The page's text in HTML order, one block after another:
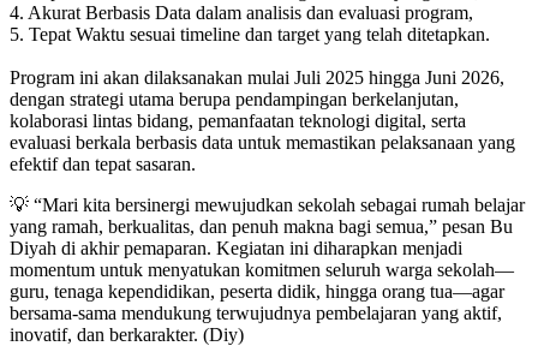
4. Akurat Berbasis Data dalam analisis dan evaluasi program,
5. Tepat Waktu sesuai timeline dan target yang telah ditetapkan.
Program ini akan dilaksanakan mulai Juli 2025 hingga Juni 2026,
dengan strategi utama berupa pendampingan berkelanjutan,
kolaborasi lintas bidang, pemanfaatan teknologi digital, serta
evaluasi berkala berbasis data untuk memastikan pelaksanaan yang
efektif dan tepat sasaran.
💡 “Mari kita bersinergi mewujudkan sekolah sebagai rumah belajar
yang ramah, berkualitas, dan penuh makna bagi semua,” pesan Bu
Diyah di akhir pemaparan. Kegiatan ini diharapkan menjadi
momentum untuk menyatukan komitmen seluruh warga sekolah—
guru, tenaga kependidikan, peserta didik, hingga orang tua—agar
bersama-sama mendukung terwujudnya pembelajaran yang aktif,
inovatif, dan berkarakter. (Diy)